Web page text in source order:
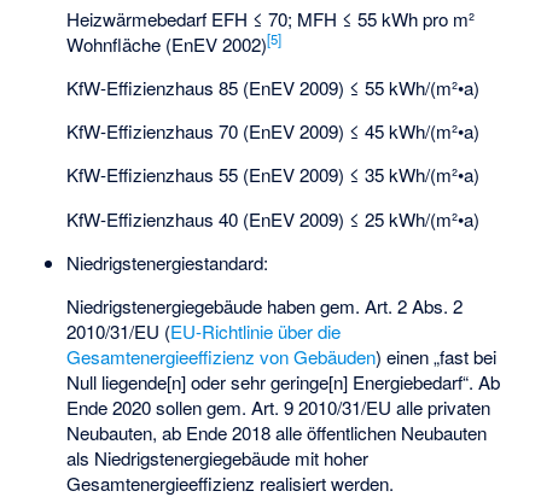
Heizwärmebedarf EFH ≤ 70; MFH ≤ 55 kWh pro m²
Wohnfläche (EnEV 2002)[5]
KfW-Effizienzhaus 85 (EnEV 2009) ≤ 55 kWh/(m²•a)
KfW-Effizienzhaus 70 (EnEV 2009) ≤ 45 kWh/(m²•a)
KfW-Effizienzhaus 55 (EnEV 2009) ≤ 35 kWh/(m²•a)
KfW-Effizienzhaus 40 (EnEV 2009) ≤ 25 kWh/(m²•a)
Niedrigstenergiestandard:
Niedrigstenergiegebäude haben gem. Art. 2 Abs. 2
2010/31/EU (EU-Richtlinie über die
Gesamtenergieeffizienz von Gebäuden) einen „fast bei
Null liegende[n] oder sehr geringe[n] Energiebedarf“. Ab
Ende 2020 sollen gem. Art. 9 2010/31/EU alle privaten
Neubauten, ab Ende 2018 alle öffentlichen Neubauten
als Niedrigstenergiegebäude mit hoher
Gesamtenergieeffizienz realisiert werden.